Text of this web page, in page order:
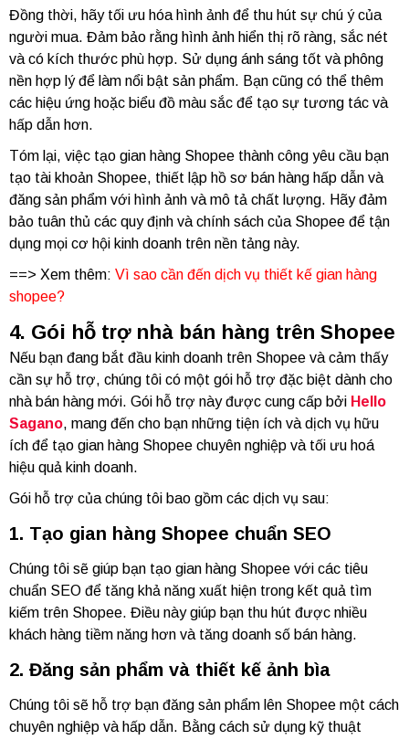
Đồng thời, hãy tối ưu hóa hình ảnh để thu hút sự chú ý của
người mua. Đảm bảo rằng hình ảnh hiển thị rõ ràng, sắc nét
và có kích thước phù hợp. Sử dụng ánh sáng tốt và phông
nền hợp lý để làm nổi bật sản phẩm. Bạn cũng có thể thêm
các hiệu ứng hoặc biểu đồ màu sắc để tạo sự tương tác và
hấp dẫn hơn.
Tóm lại, việc tạo gian hàng Shopee thành công yêu cầu bạn
tạo tài khoản Shopee, thiết lập hồ sơ bán hàng hấp dẫn và
đăng sản phẩm với hình ảnh và mô tả chất lượng. Hãy đảm
bảo tuân thủ các quy định và chính sách của Shopee để tận
dụng mọi cơ hội kinh doanh trên nền tảng này.
==> Xem thêm: Vì sao cần đến dịch vụ thiết kế gian hàng
shopee?
4. Gói hỗ trợ nhà bán hàng trên Shopee
Nếu bạn đang bắt đầu kinh doanh trên Shopee và cảm thấy
cần sự hỗ trợ, chúng tôi có một gói hỗ trợ đặc biệt dành cho
nhà bán hàng mới. Gói hỗ trợ này được cung cấp bởi Hello
Sagano, mang đến cho bạn những tiện ích và dịch vụ hữu
ích để tạo gian hàng Shopee chuyên nghiệp và tối ưu hoá
hiệu quả kinh doanh.
Gói hỗ trợ của chúng tôi bao gồm các dịch vụ sau:
1. Tạo gian hàng Shopee chuẩn SEO
Chúng tôi sẽ giúp bạn tạo gian hàng Shopee với các tiêu
chuẩn SEO để tăng khả năng xuất hiện trong kết quả tìm
kiếm trên Shopee. Điều này giúp bạn thu hút được nhiều
khách hàng tiềm năng hơn và tăng doanh số bán hàng.
2. Đăng sản phẩm và thiết kế ảnh bìa
Chúng tôi sẽ hỗ trợ bạn đăng sản phẩm lên Shopee một cách
chuyên nghiệp và hấp dẫn. Bằng cách sử dụng kỹ thuật